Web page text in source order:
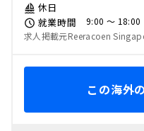
休日
就業時間
9:00 〜 18:00
求人掲載元Reeracoen
この海外